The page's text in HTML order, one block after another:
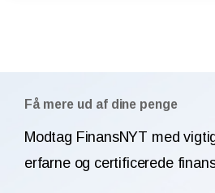
Få mere ud af dine penge
Modtag FinansNYT med
erfarne og certificerede